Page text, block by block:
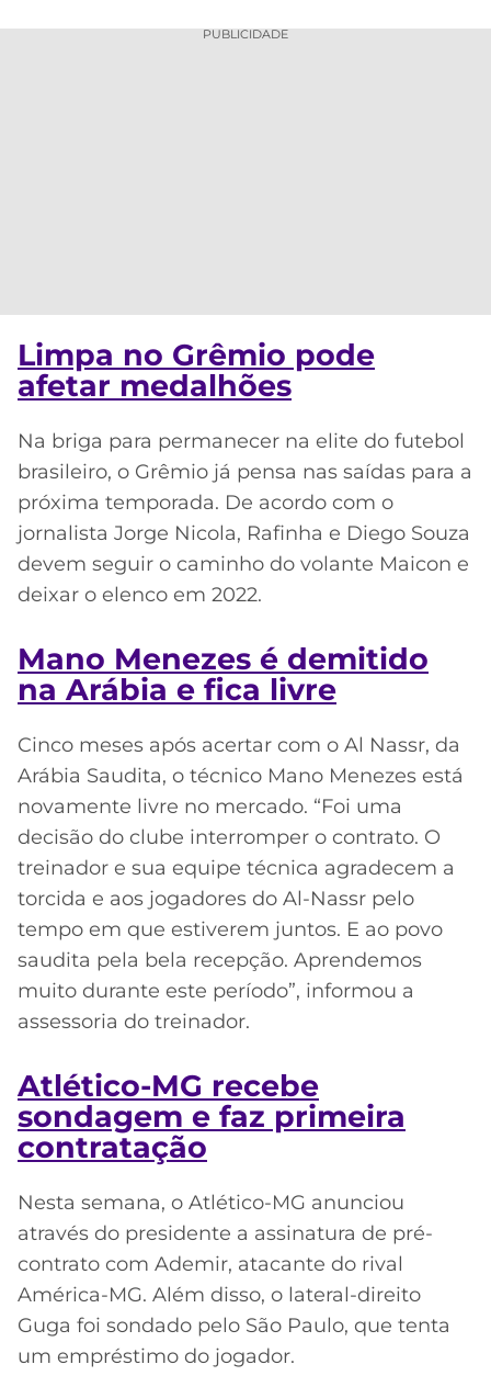
PUBLICIDADE
Limpa no Grêmio pode
afetar medalhões
Na briga para permanecer na elite do futebol
brasileiro, o Grêmio já pensa nas saídas para a
próxima temporada. De acordo com o
jornalista Jorge Nicola, Rafinha e Diego Souza
devem seguir o caminho do volante Maicon e
deixar o elenco em 2022.
Mano Menezes é demitido
na Arábia e fica livre
Cinco meses após acertar com o Al Nassr, da
Arábia Saudita, o técnico Mano Menezes está
novamente livre no mercado. “Foi uma
decisão do clube interromper o contrato. O
treinador e sua equipe técnica agradecem a
torcida e aos jogadores do Al-Nassr pelo
tempo em que estiverem juntos. E ao povo
saudita pela bela recepção. Aprendemos
muito durante este período”, informou a
assessoria do treinador.
Atlético-MG recebe
sondagem e faz primeira
contratação
Nesta semana, o Atlético-MG anunciou
através do presidente a assinatura de pré-
contrato com Ademir, atacante do rival
América-MG. Além disso, o lateral-direito
Guga foi sondado pelo São Paulo, que tenta
um empréstimo do jogador.